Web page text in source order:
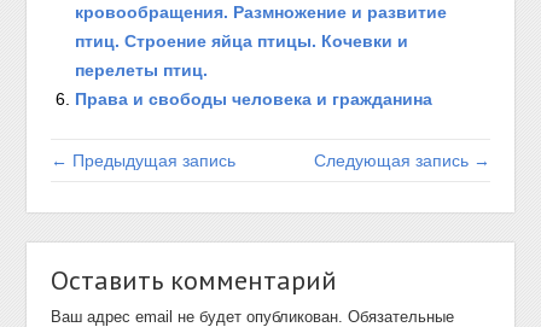
кровообращения. Размножение и развитие
птиц. Строение яйца птицы. Кочевки и
перелеты птиц.
Права и свободы человека и гражданина
← Предыдущая запись Следующая запись →
Оставить комментарий
Ваш адрес email не будет опубликован. Обязательные